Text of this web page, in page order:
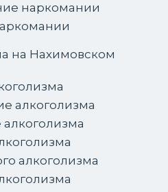
наркомании
на Нахимовском
алкоголизма
алкоголизма